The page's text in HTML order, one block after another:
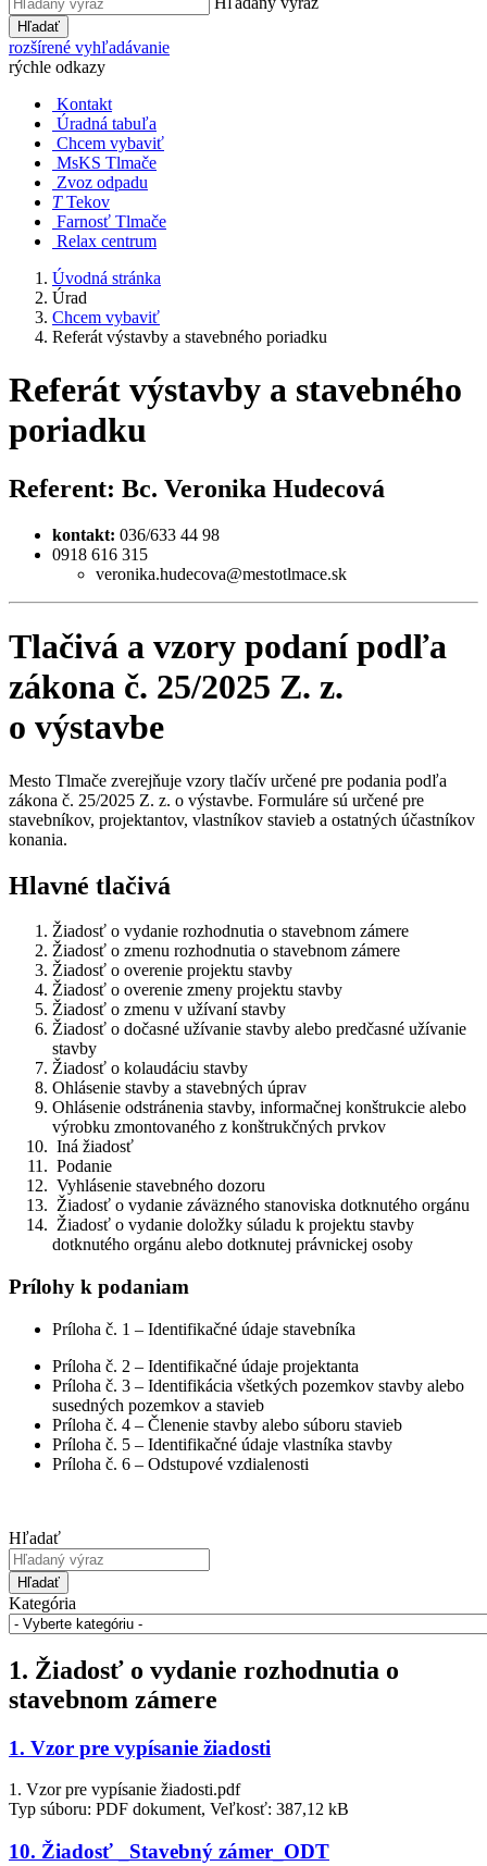
Hľadať
rozšírené vyhľadávanie
rýchle odkazy
Kontakt
Úradná tabuľa
Chcem vybaviť
MsKS Tlmače
Zvoz odpadu
T Tekov
Farnosť Tlmače
Relax centrum
Úvodná stránka
Úrad
Chcem vybaviť
Referát výstavby a stavebného poriadku
Referát výstavby a stavebného
poriadku
Referent: Bc. Veronika Hudecová
kontakt: 036/633 44 98
0918 616 315
veronika.hudecova@mestotlmace.sk
Tlačivá a vzory podaní podľa
zákona č. 25/2025 Z. z.
o výstavbe
Mesto Tlmače zverejňuje vzory tlačív určené pre podania podľa
zákona č. 25/2025 Z. z. o výstavbe. Formuláre sú určené pre
stavebníkov, projektantov, vlastníkov stavieb a ostatných účastníkov
konania.
Hlavné tlačivá
Žiadosť o vydanie rozhodnutia o stavebnom zámere
Žiadosť o zmenu rozhodnutia o stavebnom zámere
Žiadosť o overenie projektu stavby
Žiadosť o overenie zmeny projektu stavby
Žiadosť o zmenu v užívaní stavby
Žiadosť o dočasné užívanie stavby alebo predčasné užívanie
stavby
Žiadosť o kolaudáciu stavby
Ohlásenie stavby a stavebných úprav
Ohlásenie odstránenia stavby, informačnej konštrukcie alebo
výrobku zmontovaného z konštrukčných prvkov
Iná žiadosť
Podanie
Vyhlásenie stavebného dozoru
Žiadosť o vydanie záväzného stanoviska dotknutého orgánu
Žiadosť o vydanie doložky súladu k projektu stavby
dotknutého orgánu alebo dotknutej právnickej osoby
Prílohy k podaniam
Príloha č. 1 – Identifikačné údaje stavebníka
Príloha č. 2 – Identifikačné údaje projektanta
Príloha č. 3 – Identifikácia všetkých pozemkov stavby alebo
susedných pozemkov a stavieb
Príloha č. 4 – Členenie stavby alebo súboru stavieb
Príloha č. 5 – Identifikačné údaje vlastníka stavby
Príloha č. 6 – Odstupové vzdialenosti
Hľadať
Hľadať
Kategória
1. Žiadosť o vydanie rozhodnutia o
stavebnom zámere
1. Vzor pre vypísanie žiadosti
1. Vzor pre vypísanie žiadosti.pdf
Typ súboru: PDF dokument, Veľkosť: 387,12 kB
10. Žiadosť _Stavebný zámer_ODT